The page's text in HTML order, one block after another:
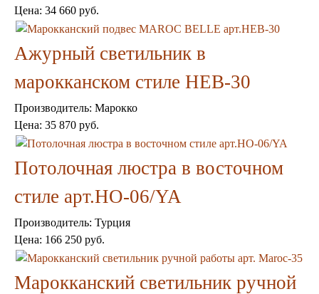
Торшеры Марокко
Торшеры Мозаика
Торшеры со стеклом
Светильники в хамам
Светильники потолочные
Светильники дизайнерские
Светильники Лофт
Люстры для мечети
Фонари
Столы и столики
Комоды и тумбы
Пуфы и стулья
Консоли
Ширмы
Цена: 34 660 руб.
Ажурный светильник в
марокканском стиле HEB-30
Производитель: Марокко
Цена: 35 870 руб.
Потолочная люстра в восточном
стиле арт.HO-06/YA
Производитель: Турция
Цена: 166 250 руб.
Марокканский светильник ручной